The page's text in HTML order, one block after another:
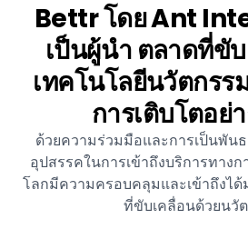
Bettr โดย Ant
เป็นผู้นำ ตลาดที่ขั
เทคโนโลยีนวัตกรร
การเติบโตอย่
ด้วยความร่วมมือและการเป็นพัน
อุปสรรคในการเข้าถึงบริการทางก
โลกมีความครอบคลุมและเข้าถึงไ
ที่ขับเคลื่อนด้วยนวั